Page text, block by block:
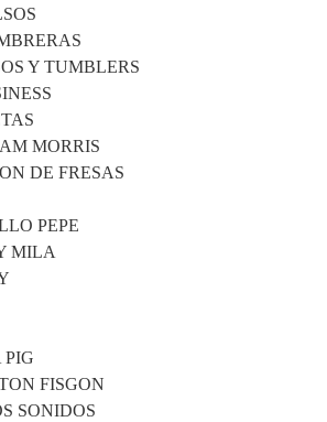
Y TUMBLERS
MORRIS
DE FRESAS
PEPE
MILA
PIG
FISGON
SONIDOS